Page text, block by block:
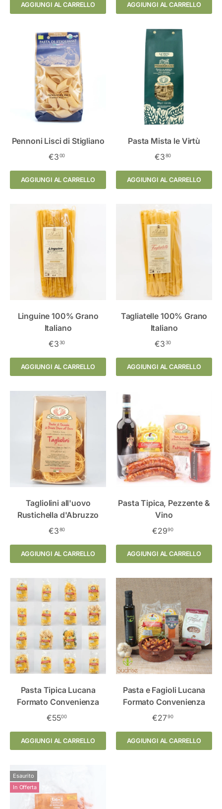
AGGIUNGI AL CARRELLO AGGIUNGI AL CARRELLO
Pennoni Lisci di Stigliano
€300
AGGIUNGI AL CARRELLO
Pasta Mista le Virtù
€380
AGGIUNGI AL CARRELLO
Linguine 100% Grano
Italiano
€330
AGGIUNGI AL CARRELLO
Tagliatelle 100% Grano
Italiano
€330
AGGIUNGI AL CARRELLO
Tagliolini all'uovo
Rustichella d'Abruzzo
€380
AGGIUNGI AL CARRELLO
Pasta Tipica, Pezzente &
Vino
€2990
AGGIUNGI AL CARRELLO
Pasta Tipica Lucana
Formato Convenienza
€5500
AGGIUNGI AL CARRELLO
Pasta e Fagioli Lucana
Formato Convenienza
€2790
AGGIUNGI AL CARRELLO
Esaurito
In Offerta